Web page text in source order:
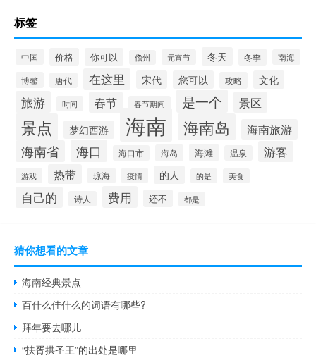
标签
中国 价格 你可以 儋州 元宵节 冬天 冬季 南海
博鳌 唐代 在这里 宋代 您可以 攻略 文化
旅游 时间 春节 春节期间 是一个 景区
景点 梦幻西游 海南 海南岛 海南旅游
海南省 海口 海口市 海岛 海滩 温泉 游客
游戏 热带 琼海 疫情 的人 的是 美食
自己的 诗人 费用 还不 都是
猜你想看的文章
海南经典景点
百什么佳什么的词语有哪些?
拜年要去哪儿
“扶胥拱圣王”的出处是哪里